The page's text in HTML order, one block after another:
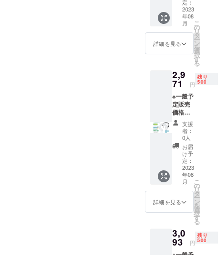
定） ※1
セット
内容
ネック
クー
ラー本
体×1
定：
2023
年08
月
詳細を見る
こ
の
リ
タ
ー
ン
を
選
択
す
る
2,9
71 円
残り
500
※一般予
定販売
価格：
￥4,071
円 ※税
込・送
料無料
（日本
国内限
定） ※1
セット
内容
ネック
クー
ラー本
体×1
支援
者：
0人
お届
け予
定：
2023
年08
月
詳細を見る
こ
の
リ
タ
ー
ン
を
選
択
す
る
3,0
93 円
残り
500